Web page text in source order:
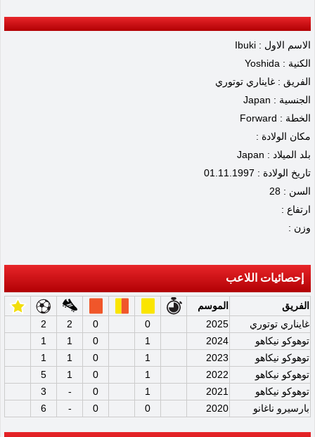
الاسم الاول : Ibuki
الكنية : Yoshida
الفريق : غايناري توتوري
الجنسية : Japan
الخطة : Forward
مكان الولادة :
بلد الميلاد : Japan
تاريخ الولادة : 01.11.1997
السن : 28
ارتفاع :
وزن :
إحصائيات اللاعب
الفريق
الموسم
غايناري توتوري
2025
0
0
2
2
توهوكو نيكاهو
2024
1
0
1
1
توهوكو نيكاهو
2023
1
0
1
1
توهوكو نيكاهو
2022
1
0
1
5
توهوكو نيكاهو
2021
1
0
-
3
بارسيرو ناغانو
2020
0
0
-
6